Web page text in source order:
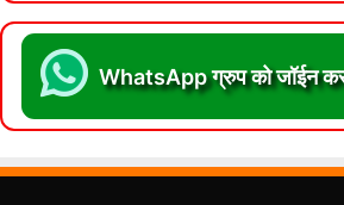
WhatsApp ग्रुप को जॉईन